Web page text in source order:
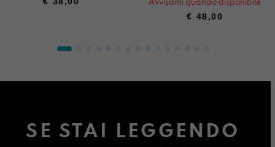
Avvisami quando disponibile
€ 48,00
SE STAI LEGGENDO